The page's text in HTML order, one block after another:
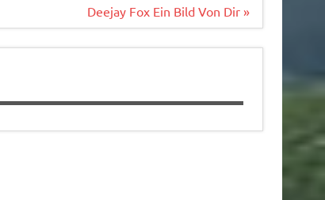
Deejay Fox Ein Bild Von Dir »